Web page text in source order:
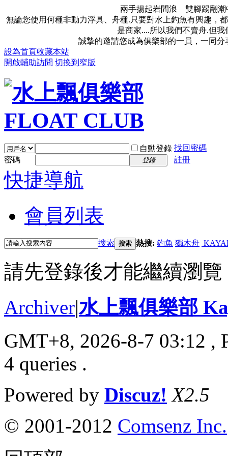
兩手揚起岩間浪 雙腳踢翻
無論您使用何種非動力浮具、舟種.只要對水上釣魚有興趣，
是商家....所以我們不賣舟.但
誠摯的邀請您成為俱樂部的一員，一同
設為首頁收藏本站
開啟輔助訪問 切換到窄版
自動登錄 找回密碼
密碼
登錄 註冊
快捷導航
會員列表
搜索 搜索 熱搜: 釣魚 獨木舟
請先登錄後才能繼續瀏覽
Archiver|水上飄俱樂部
GMT+8, 2026-8-7 03:12 ,
4 queries .
Powered by Discuz! X2.5
© 2001-2012 Comsenz Inc.